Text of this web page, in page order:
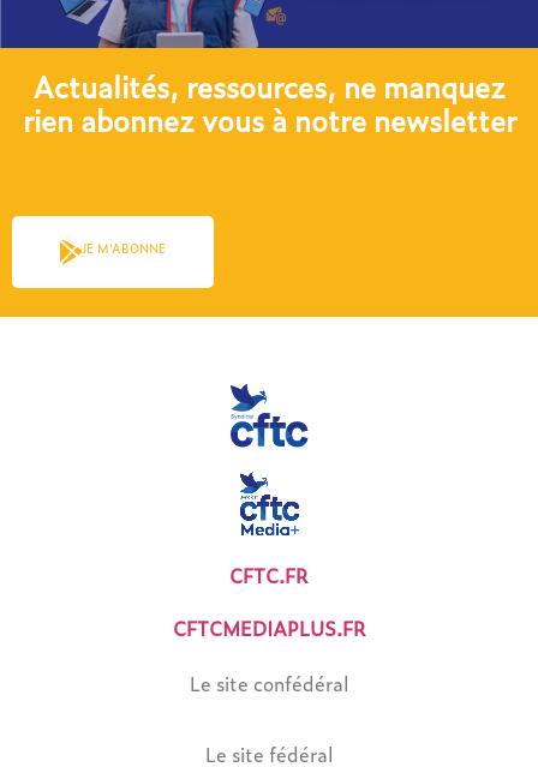
Actualités, ressources, ne manquez
rien abonnez vous à notre newsletter​
JE M'ABONNE
CFTC.FR
CFTCMEDIAPLUS.FR
Le site confédéral
Le site fédéral